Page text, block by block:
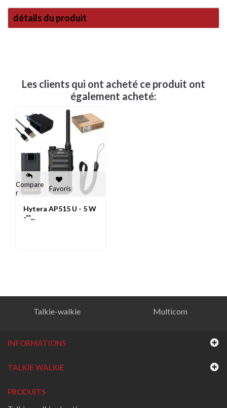
détails du produit
Les clients qui ont acheté ce produit ont
également acheté:
Compare
r
Favoris
Hytera AP515 U - 5 W
-**...
Talkie-walkie Multicom
INFORMATIONS
TALKIE WALKIE
PRODUITS